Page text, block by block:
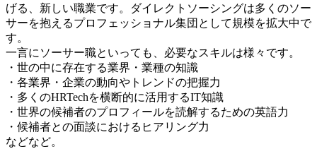
げる、新しい職業です。
ダイレクトソーシングは多くのソー
サーを抱えるプロフェッショナル集団として規模を拡大中で
す。
一言にソーサー職といっても、必要なスキルは様々です。
・世の中に存在する業界・業種の知識
・各業界・企業の動向やトレンドの把握力
・多くのHRTechを横断的に活用するIT知識
・世界の候補者のプロフィールを読解するための英語力
・候補者との面談におけるヒアリング力
などなど。